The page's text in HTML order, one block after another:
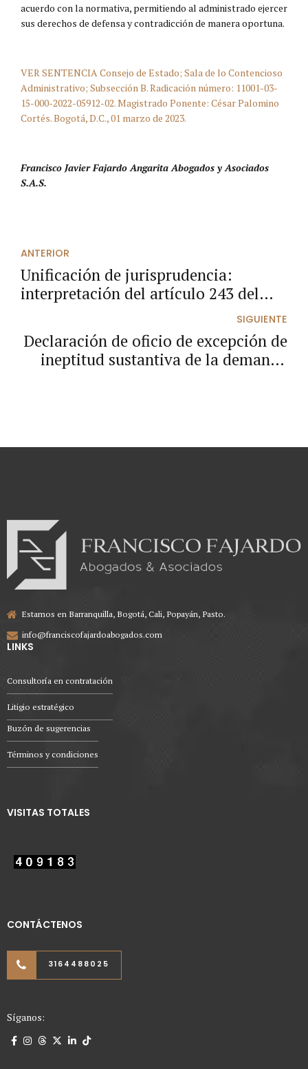
acuerdo con la normativa, permitiendo al administrado ejercer
sus derechos de defensa y contradicción de manera oportuna.
VER SENTENCIA Consejo de Estado; Sala de lo Contencioso
Administrativo; Subsección B. Radicación número: 11001-03-
15-000-2022-05912-02. Magistrado Ponente: César Palomino
Cortés. Bogotá, D.C., 01 marzo de 2023.
Francisco Javier Fajardo Angarita Abogados y Asociados
S.A.S.
ANTERIOR
Unificación de jurisprudencia:
interpretación del artículo 243 del
modificación de la Ley 2080 de 2021.
SIGUIENTE
Declaración de oficio de excepción de
ineptitud sustantiva de la demanda
Estamos en Barranquilla, Bogotá, Cali, Popayán, Pasto.
info@franciscofajardoabogados.com
LINKS
Consultoría en contratación
Litigio estratégico
Buzón de sugerencias
Términos y condiciones
VISITAS TOTALES
CONTÁCTENOS
3164488025
Síganos: